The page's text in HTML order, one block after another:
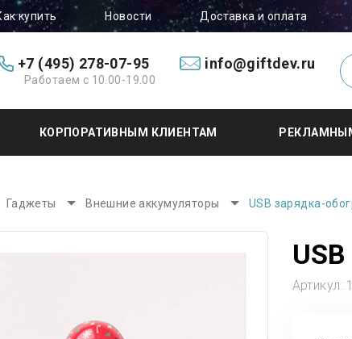
купить Новости Доставка и оплата
+7 (495) 278-07-95
Работаем с 10.00-19.00
info@giftdev.ru
КОРПОРАТИВНЫМ КЛИЕНТАМ
Гаджеты Внешние аккумуляторы USB зарядка-
Артикул: